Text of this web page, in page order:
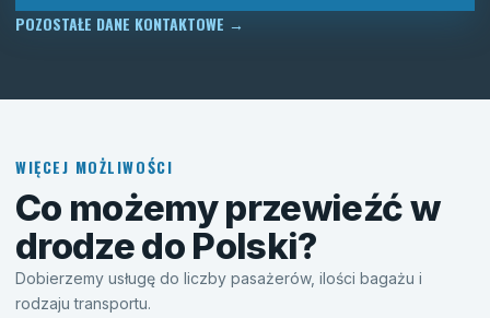
POZOSTAŁE DANE KONTAKTOWE →
WIĘCEJ MOŻLIWOŚCI
Co możemy przewieźć w
drodze do Polski?
Dobierzemy usługę do liczby pasażerów, ilości bagażu i
rodzaju transportu.